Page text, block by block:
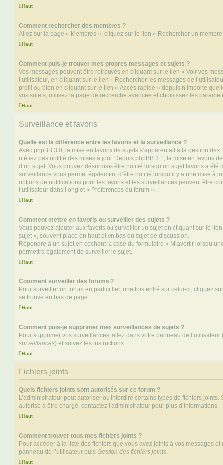
Haut
Comment rechercher des membres ?
Allez sur la page « Membres », cliquez sur le lien « Rechercher un membre
Haut
Comment puis-je trouver mes propres messages et sujets ?
Vos messages peuvent être retrouvés en cliquant sur le lien « Voir vos
l’utilisateur, en cliquant sur le lien « Rechercher les messages de
profil ou bien en cliquant sur le lien « Accès rapide » depuis n’importe
vos sujets, utilisez la page de recherche avancée et choisissez les
Haut
Surveillance et favoris
Quelle est la différence entre les favoris et la surveillance ?
Avec phpBB 3.0, la mise en favoris de sujets s’apparentait à la gestion des
n’étiez pas notifié des mises à jour. Depuis phpBB 3.1, la mise en favoris
d’un sujet. Vous pouvez désormais être notifié lorsqu’un sujet favoris a été
surveillance vous permet également d’être notifié lorsqu’il y a une mise à
options de notifications pour les favoris et les surveillances peuvent être
l’utilisateur dans l’onglet « Préférences du forum ».
Haut
Comment mettre en favoris ou surveiller des sujets ?
Vous pouvez ajouter aux favoris ou surveiller un sujet en cliquant sur le
sujet », souvent placé en haut et en bas du sujet de discussion.
Répondre à un sujet en cochant la case du formulaire « M’avertir
permettra également de surveiller le sujet.
Haut
Comment surveiller des forums ?
Pour surveiller un forum en particulier, une fois entré sur celui-ci, cliquez
se trouve en bas de page.
Haut
Comment puis-je supprimer mes surveillances de sujets ?
Pour supprimer vos surveillances, allez dans votre panneau de
surveillances) et suivez les instructions.
Haut
Fichiers joints
Quels fichiers joints sont autorisés sur ce forum ?
L’administrateur peut autoriser ou interdire certains types de fichiers joints.
autorisé à être chargé, contactez l’administrateur pour plus d’informations.
Haut
Comment trouver tous mes fichiers joints ?
Pour accéder à la liste des fichiers que vous avez joints à vos messages
panneau de l’utilisateur puis Gestion des fichiers joints.
Haut